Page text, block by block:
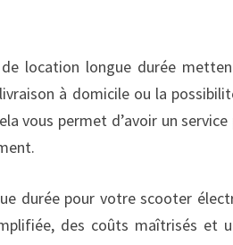
location longue durée
à domicile ou la
vous permet d’avoir un
durée pour votre scooter
des coûts maîtrisés et